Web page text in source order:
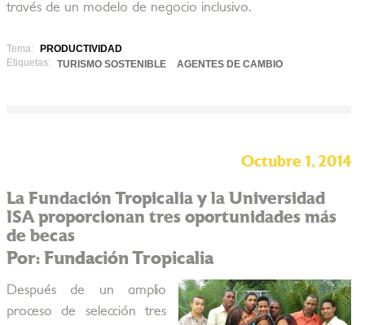
través de un modelo de negocio inclusivo.
Tema:
PRODUCTIVIDAD
Etiquetas:
TURISMO SOSTENIBLE AGENTES DE CAMBIO
Octubre 1, 2014
La Fundación Tropicalia y la Universidad
ISA proporcionan tres oportunidades más
de becas
Por: Fundación Tropicalia
Después de un amplio
proceso de selección tres